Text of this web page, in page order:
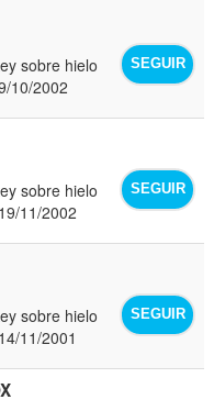
SEGUIR
sobre hielo
10/2002
SEGUIR
sobre hielo
19/11/2002
SEGUIR
sobre hielo
14/11/2001